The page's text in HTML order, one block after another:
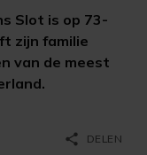
Slot is op 73-
zijn familie
van de meest
share DELEN